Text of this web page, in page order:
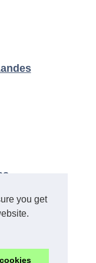
you get